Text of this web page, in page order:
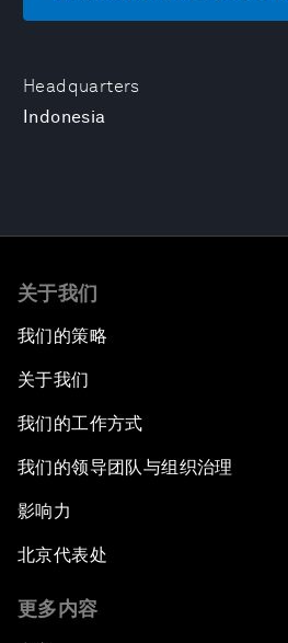
Headquarters
Indonesia
关于我们
我们的策略
关于我们
我们的工作方式
我们的领导团队与组织治理
影响力
北京代表处
更多内容